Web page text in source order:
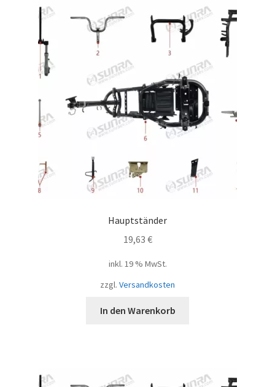
Hauptständer
19,63 €
inkl. 19 % MwSt.
zzgl. Versandkosten
In den Warenkorb